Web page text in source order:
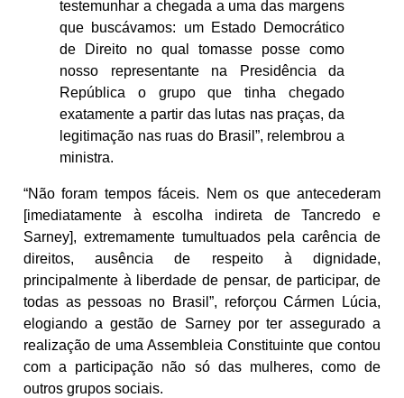
testemunhar a chegada a uma das margens
que buscávamos: um Estado Democrático
de Direito no qual tomasse posse como
nosso representante na Presidência da
República o grupo que tinha chegado
exatamente a partir das lutas nas praças, da
legitimação nas ruas do Brasil”, relembrou a
ministra.
“Não foram tempos fáceis. Nem os que antecederam
[imediatamente à escolha indireta de Tancredo e
Sarney], extremamente tumultuados pela carência de
direitos, ausência de respeito à dignidade,
principalmente à liberdade de pensar, de participar, de
todas as pessoas no Brasil”, reforçou Cármen Lúcia,
elogiando a gestão de Sarney por ter assegurado a
realização de uma Assembleia Constituinte que contou
com a participação não só das mulheres, como de
outros grupos sociais.